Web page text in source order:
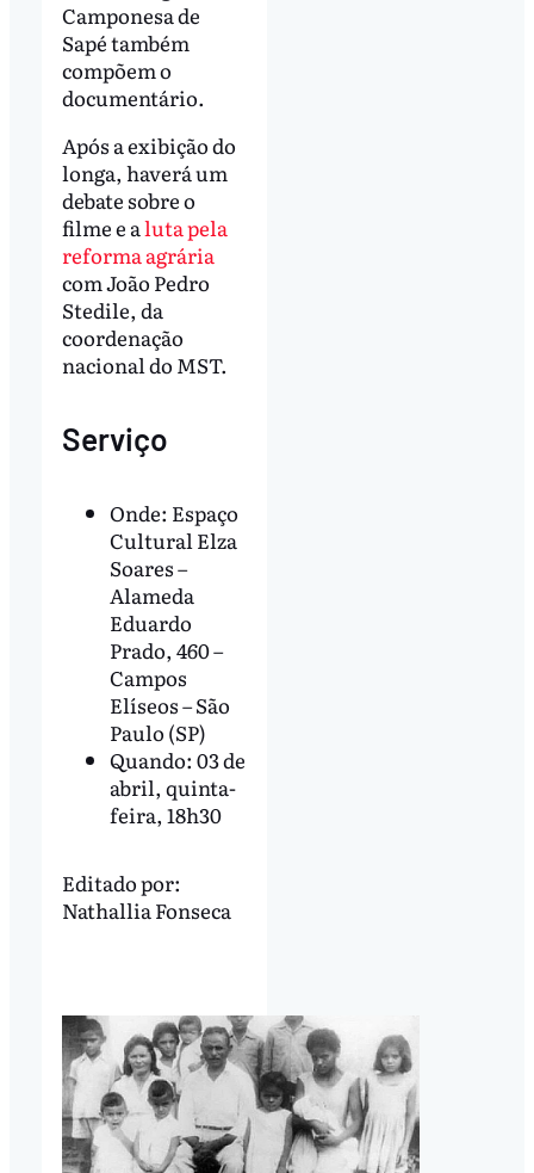
Camponesa de
Sapé também
compõem o
documentário.
Após a exibição do
longa, haverá um
debate sobre o
filme e aluta pela
reforma agrária
com João Pedro
Stedile, da
coordenação
nacional do MST.
Serviço
Onde: Espaço
Cultural Elza
Soares –
Alameda
Eduardo
Prado, 460 –
Campos
Elíseos – São
Paulo (SP)
Quando: 03 de
abril, quinta-
feira, 18h30
Editado por:
Nathallia Fonseca